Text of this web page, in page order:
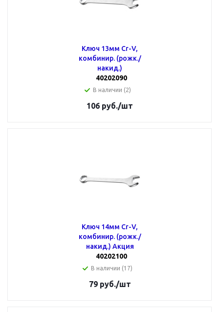
Ключ 13мм Cr-V,
комбинир. (рожк./
накид.)
40202090
В наличии (2)
106 руб./шт
Ключ 14мм Cr-V,
комбинир. (рожк./
накид.) Акция
40202100
В наличии (17)
79руб./шт